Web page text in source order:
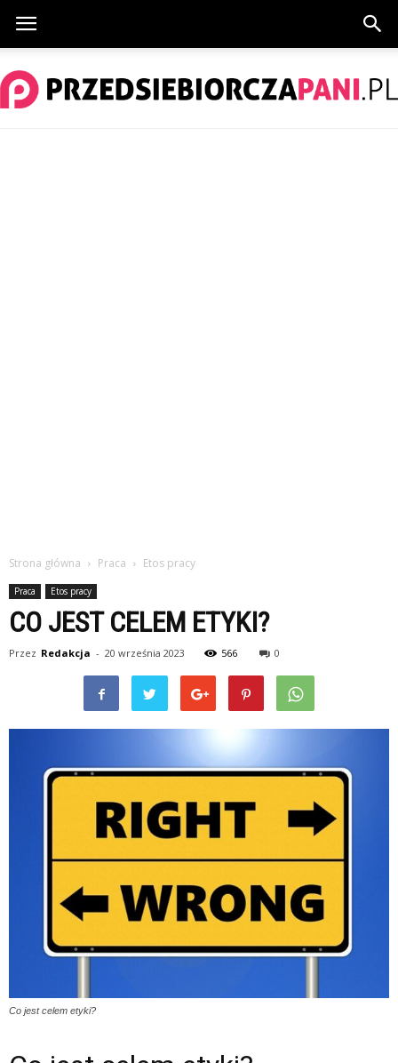
Strona główna Praca Etos pracy
Praca Etos pracy
CO JEST CELEM ETYKI?
Przez Redakcja - 20 września 2023 566 0
Co jest celem etyki?